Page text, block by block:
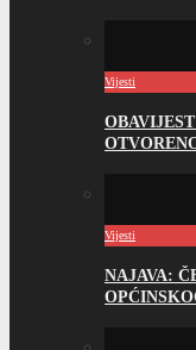
Vijesti
Vijesti
NAJAVA: